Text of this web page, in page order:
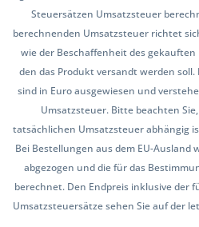
Steuersätzen Umsatzsteuer
berechnenden Umsatzsteuer richtet
wie der Beschaffenheit des
den das Produkt versandt werden
sind in Euro ausgewiesen und
Umsatzsteuer. Bitte beachten
tatsächlichen Umsatzsteuer abhängig
Bei Bestellungen aus dem EU-
abgezogen und die für das
berechnet. Den Endpreis inklusive der
Umsatzsteuersätze sehen Sie auf der